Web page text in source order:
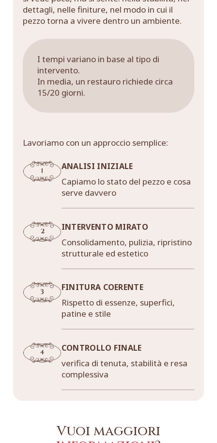
dettagli, nelle finiture, nel modo in cui il
pezzo torna a vivere dentro un ambiente.
I tempi variano in base al tipo di
intervento.
In media, un restauro richiede circa
15/20 giorni.
Lavoriamo con un approccio semplice:
ANALISI INIZIALE
Capiamo lo stato del pezzo e cosa
serve davvero
INTERVENTO MIRATO
Consolidamento, pulizia, ripristino
strutturale ed estetico
FINITURA COERENTE
Rispetto di essenze, superfici,
patine e stile
CONTROLLO FINALE
verifica di tenuta, stabilità e resa
complessiva
Vuoi maggiori